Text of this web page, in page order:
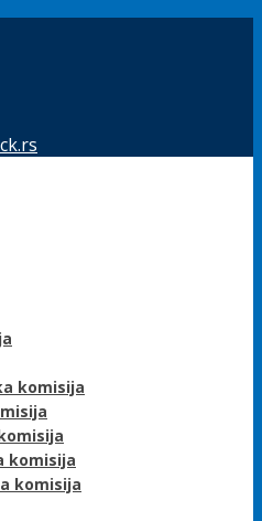
komisija
komisija
komisija